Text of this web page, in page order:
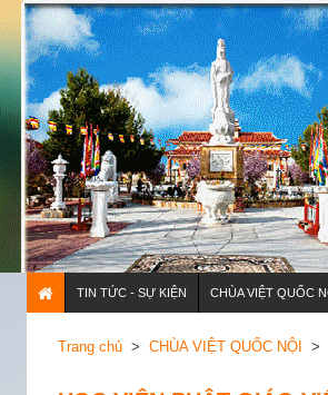
TIN TỨC - SỰ KIỆN CHÙA VIỆT QUỐC
Trang chủ> CHÙA VIỆT QUỐC NỘI >